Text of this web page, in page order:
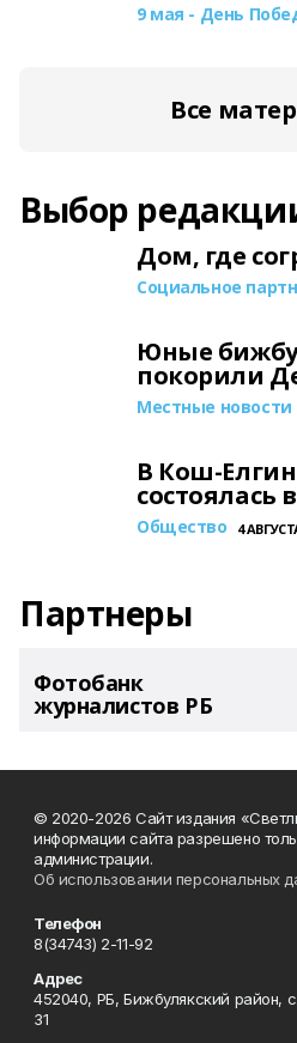
9 мая - День
Все
Выбор
Дом, где
Социальное
Юные
покорили
Местные новости
В Кош-
состоялась
Общество 4
Партнеры
Фотобанк
журналистов РБ
© 2020-2026 Сайт издания
информации сайта разрешено
администрации.
Об использовании персональных
Телефон
8(34743) 2-11-92
Адрес
452040, РБ, Бижбулякский район,
31